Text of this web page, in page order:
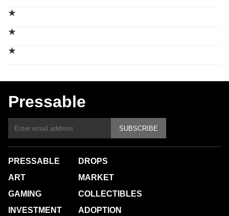
★
★
★
Pressable
SUBSCRIBE
PRESSABLE
ART
GAMING
INVESTMENT
DROPS
MARKET
COLLECTIBLES
ADOPTION